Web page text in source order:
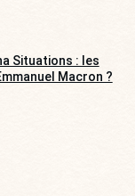
Situations : les
Macron ?